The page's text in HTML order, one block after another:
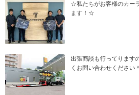
☆私たちがお客様のカー
ます！☆
出張商談も行ってります
くお問い合わせください